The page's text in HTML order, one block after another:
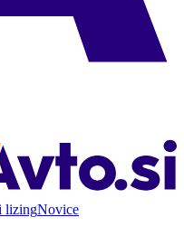
lizingNovice